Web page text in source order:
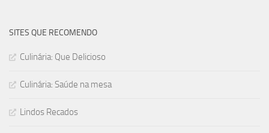
SITES QUE RECOMENDO
Culinária: Que Delicioso
Culinária: Saúde na mesa
Lindos Recados